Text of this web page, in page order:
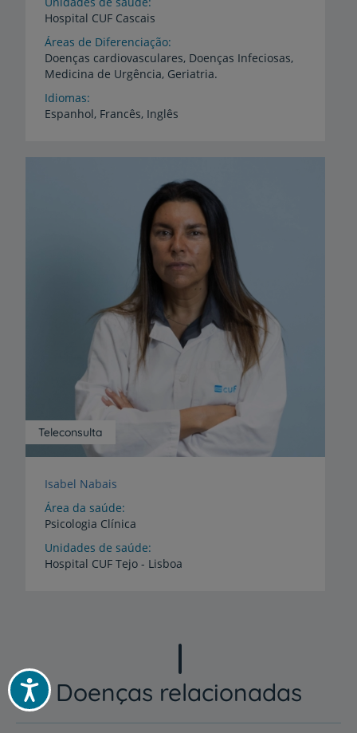
Acessibilidade
Hospital CUF Cascais
Áreas de Diferenciação
Doenças cardiovasculares, Doenças Infeciosas,
Medicina de Urgência, Geriatria.
Idiomas
Espanhol, Francês, Inglês
Teleconsulta
Isabel Nabais
Área da saúde
Psicologia Clínica
Unidades de saúde
Hospital CUF Tejo - Lisboa
Doenças relacionadas